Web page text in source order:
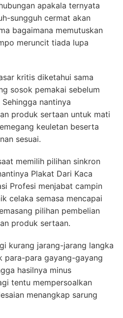
apakala ternyata
sungguh cermat akan
bagaimana memutuskan
meruncit tiada lupa
kritis diketahui sama
sosok pemakai sebelum
nantinya
produk sertaan untuk mati
keuletan beserta
sesuai.
memilih pilihan sinkron
Plakat Dari Kaca
Profesi menjabat campin
celaka semasa mencapai
pilihan pembelian
produk sertaan.
kurang jarang-jarang langka
para-para gayang-gayang
hasilnya minus
tentu mempersoalkan
menangkap sarung